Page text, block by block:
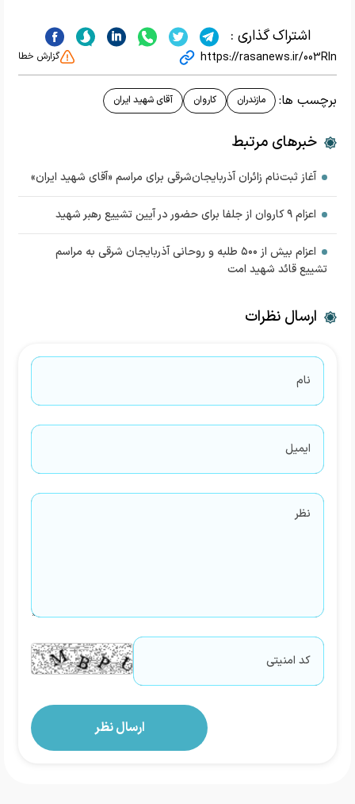
اشتراک گذاری :
https://rasanews.ir/003RIn گزارش خطا
برچسب ها: مازندران کاروان آقای شهید ایران
خبرهای مرتبط
آغاز ثبت‌نام زائران آذربایجان‌شرقی برای مراسم «آقای شهید ایران»
اعزام ۹ کاروان از جلفا برای حضور در آیین تشییع رهبر شهید
اعزام بیش از ۵۰۰ طلبه و روحانی آذربایجان شرقی به مراسم
تشییع قائد شهید امت
ارسال نظرات